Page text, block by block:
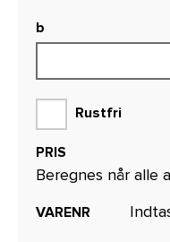
b
Rustfri
PRIS
Beregnes når
VARENR